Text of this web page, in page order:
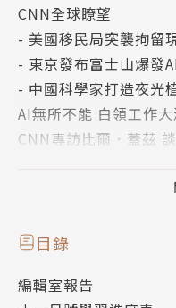
CNN全球瞭望
- 美國移民局突襲拘留
- 東京發布富士山爆發
- 中國科學家打造夜光
AI無所不能 白領工作大
CNN專訪比爾．蓋茲
天后泰勒絲 情歸美足
機器人加速進化 踢球、
中國腦機介面技術大突破
首位千禧世代聖人
目錄
編輯室報告